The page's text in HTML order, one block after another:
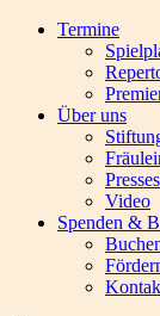
Termine
Über uns
Video
Spenden &